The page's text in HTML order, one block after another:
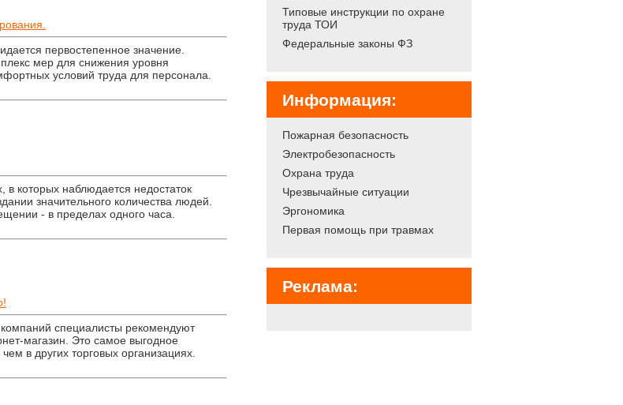
первостепенное значение.
мер для снижения уровня
условий труда для персонала.
которых наблюдается недостаток
значительного количества людей.
- в пределах одного часа.
специалисты рекомендуют
магазин. Это самое выгодное
в других торговых организациях.
Типовые инструкции по охране
труда ТОИ
Федеральные законы ФЗ
Информация:
Пожарная безопасность
Электробезопасность
Охрана труда
Чрезвычайные ситуации
Эргономика
Первая помощь при травмах
Реклама: